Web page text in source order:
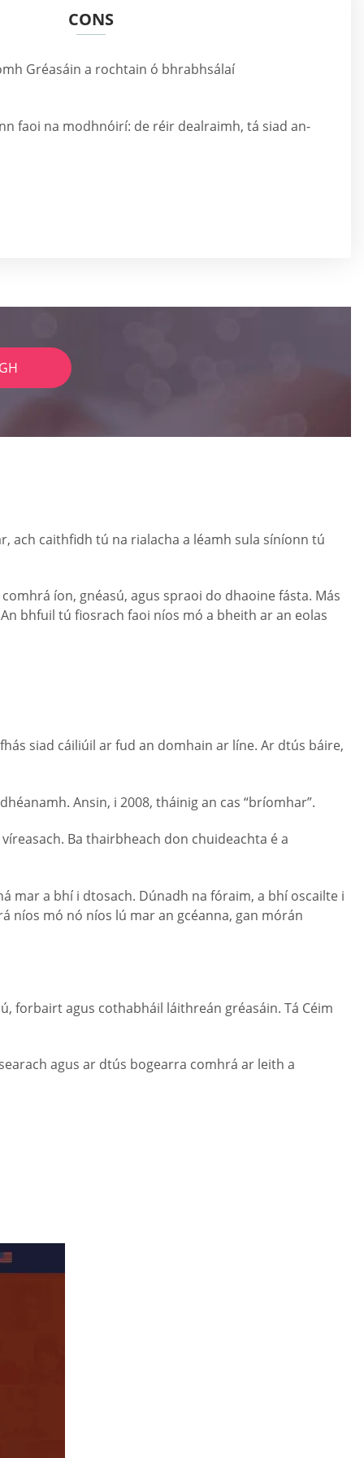
CONS
Gréasáin a rochtain ó bhrabhsálaí
faoi na modhnóirí: de réir dealraimh, tá siad an-
ach caithfidh tú na rialacha a léamh sula síníonn tú
íon, gnéasú, agus spraoi do dhaoine fásta. Más
bhfuil tú fiosrach faoi níos mó a bheith ar an eolas
siad cáiliúil ar fud an domhain ar líne. Ar dtús báire,
Ansin, i 2008, tháinig an cas “bríomhar”.
Ba thairbheach don chuideachta é a
mar a bhí i dtosach. Dúnadh na fóraim, a bhí oscailte i
níos mó nó níos lú mar an gcéanna, gan mórán
forbairt agus cothabháil láithreán gréasáin. Tá Céim
agus ar dtús bogearra comhrá ar leith a